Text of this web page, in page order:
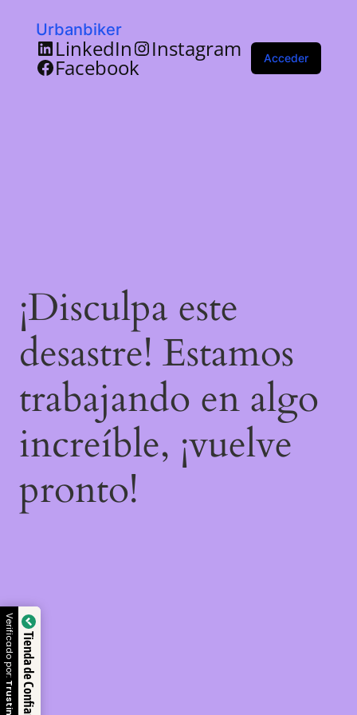
Urbanbiker
LinkedIn Instagram
Facebook Acceder
¡Disculpa este
desastre! Estamos
trabajando en algo
increíble, ¡vuelve
pronto!
Tienda de Confianza
Verificado por: